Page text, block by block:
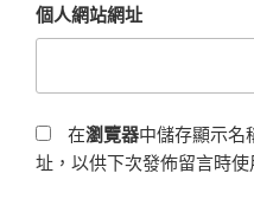
個人網站網址
在瀏覽器中儲存顯示名
址，以供下次發佈留言時使